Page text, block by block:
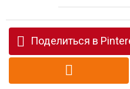
Поделиться в